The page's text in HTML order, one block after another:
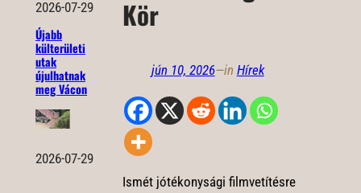
2026-07-29
Újabb
külterületi
utak
újulhatnak
meg Vácon
2026-07-29
Kör
jún 10, 2026—in Hírek
Ismét jótékonysági filmvetítésre